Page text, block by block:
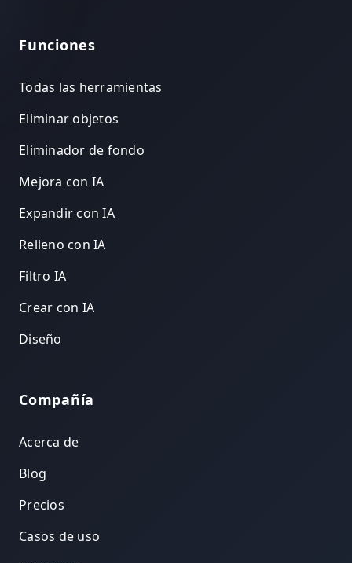
Funciones
Todas las herramientas
Eliminar objetos
Eliminador de fondo
Mejora con IA
Expandir con IA
Relleno con IA
Filtro IA
Crear con IA
Diseño
Compañía
Acerca de
Blog
Precios
Casos de uso